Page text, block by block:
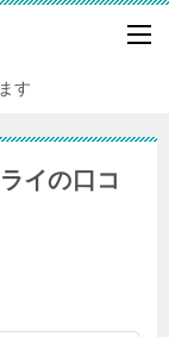
す
イの口コ